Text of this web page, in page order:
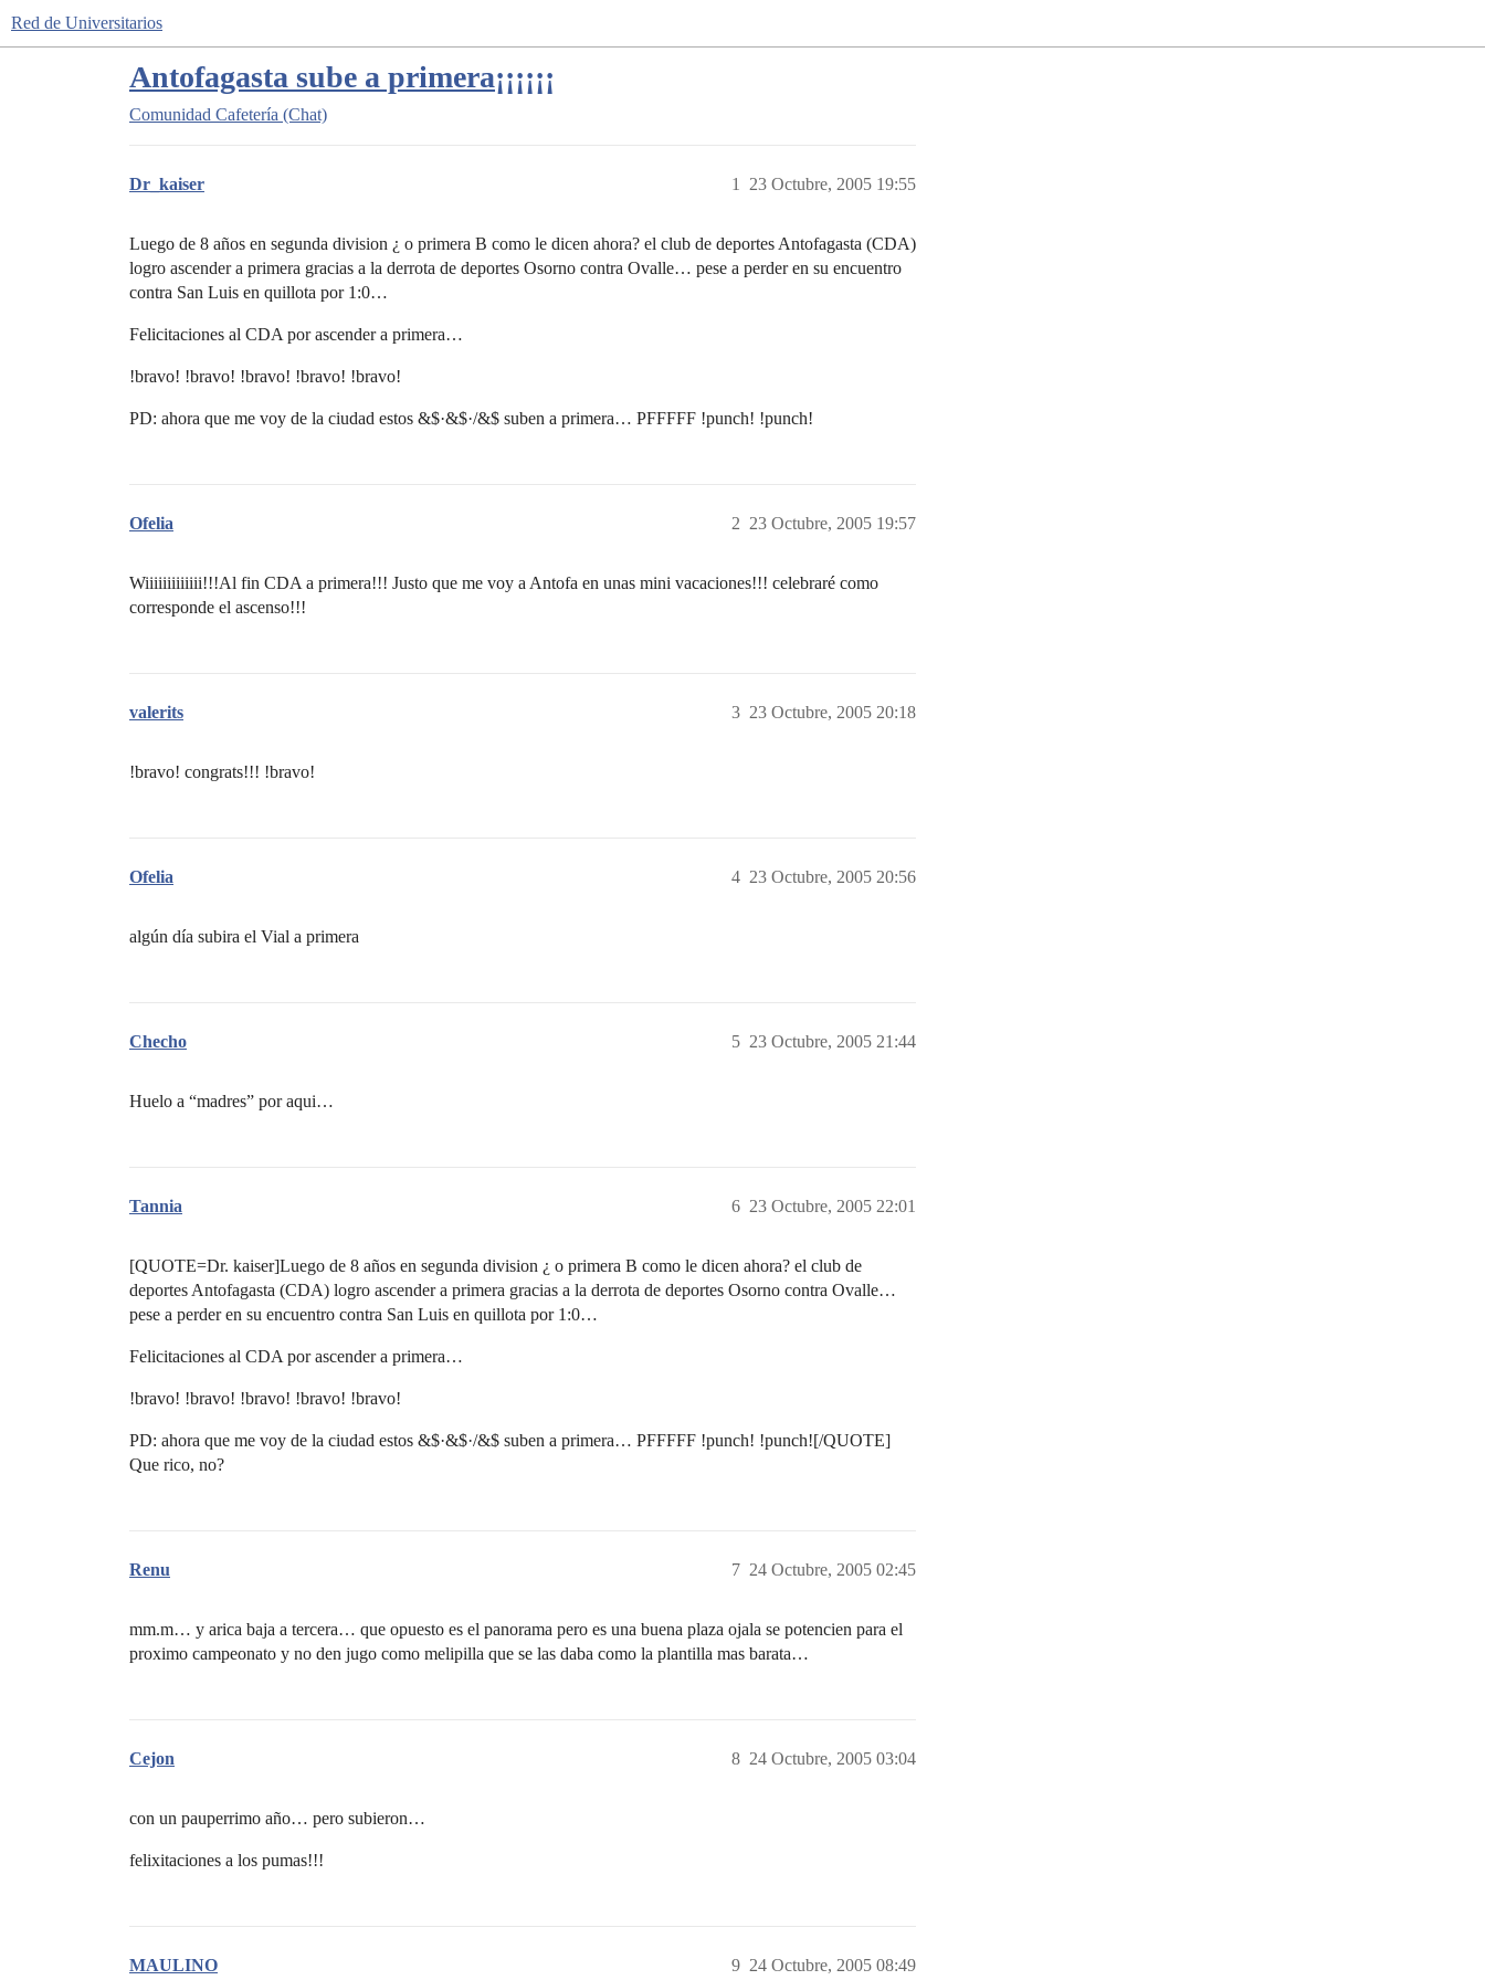
Red de Universitarios
Antofagasta sube a primera¡¡¡¡¡¡
Comunidad Cafetería (Chat)
Dr_kaiser 23 Octubre, 2005 19:55
1
Luego de 8 años en segunda division ¿ o primera B como le dicen ahora? el club de deportes Antofagasta (CDA)
logro ascender a primera gracias a la derrota de deportes Osorno contra Ovalle… pese a perder en su encuentro
contra San Luis en quillota por 1:0…
Felicitaciones al CDA por ascender a primera…
!bravo! !bravo! !bravo! !bravo! !bravo!
PD: ahora que me voy de la ciudad estos &$·&$·/&$ suben a primera… PFFFFF !punch! !punch!
Ofelia 23 Octubre, 2005 19:57
2
Wiiiiiiiiiiiii!!!Al fin CDA a primera!!! Justo que me voy a Antofa en unas mini vacaciones!!! celebraré como
corresponde el ascenso!!!
valerits 23 Octubre, 2005 20:18
3
!bravo! congrats!!! !bravo!
Ofelia 23 Octubre, 2005 20:56
4
algún día subira el Vial a primera
Checho 23 Octubre, 2005 21:44
5
Huelo a “madres” por aqui…
Tannia 23 Octubre, 2005 22:01
6
[QUOTE=Dr. kaiser]Luego de 8 años en segunda division ¿ o primera B como le dicen ahora? el club de
deportes Antofagasta (CDA) logro ascender a primera gracias a la derrota de deportes Osorno contra Ovalle…
pese a perder en su encuentro contra San Luis en quillota por 1:0…
Felicitaciones al CDA por ascender a primera…
!bravo! !bravo! !bravo! !bravo! !bravo!
PD: ahora que me voy de la ciudad estos &$·&$·/&$ suben a primera… PFFFFF !punch! !punch![/QUOTE]
Que rico, no?
Renu 24 Octubre, 2005 02:45
7
mm.m… y arica baja a tercera… que opuesto es el panorama pero es una buena plaza ojala se potencien para el
proximo campeonato y no den jugo como melipilla que se las daba como la plantilla mas barata…
Cejon 24 Octubre, 2005 03:04
8
con un pauperrimo año… pero subieron…
felixitaciones a los pumas!!!
MAULINO 24 Octubre, 2005 08:49
9